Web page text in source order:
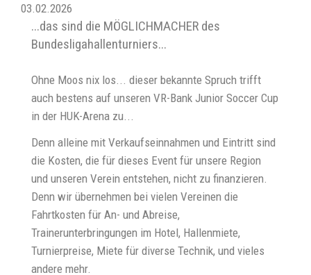
03.02.2026
...das sind die MÖGLICHMACHER des
Bundesligahallenturniers...
Ohne Moos nix los... dieser bekannte Spruch trifft
auch bestens auf unseren VR-Bank Junior Soccer Cup
in der HUK-Arena zu...
Denn alleine mit Verkaufseinnahmen und Eintritt sind
die Kosten, die für dieses Event für unsere Region
und unseren Verein entstehen, nicht zu finanzieren.
Denn wir übernehmen bei vielen Vereinen die
Fahrtkosten für An- und Abreise,
Trainerunterbringungen im Hotel, Hallenmiete,
Turnierpreise, Miete für diverse Technik, und vieles
andere mehr.